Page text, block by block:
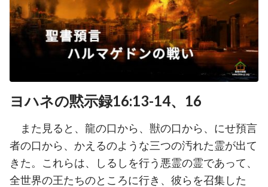
ヨハネの黙示録16:13-14、16
また見ると、龍の口から、獣の口から、にせ預言
者の口から、かえるのような三つの汚れた霊が出て
きた。これらは、しるしを行う悪霊の霊であって、
全世界の王たちのところに行き、彼らを召集した